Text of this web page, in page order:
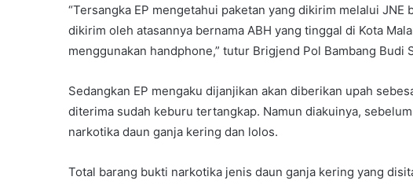
“Tersangka EP mengetahui paketan yang dikirim melalui
dikirim oleh atasannya bernama ABH yang tinggal di Kota
menggunakan handphone,” tutur Brigjend Pol Bambang Budi
Sedangkan EP mengaku dijanjikan akan diberikan upah
diterima sudah keburu tertangkap. Namun diakuinya,
narkotika daun ganja kering dan lolos.
Total barang bukti narkotika jenis daun ganja kering yang